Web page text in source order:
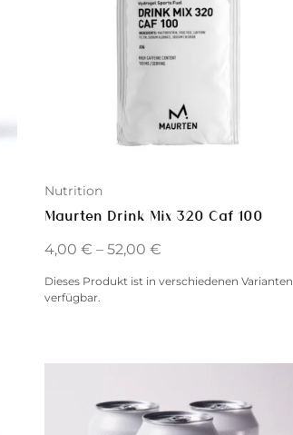
Nutrition
Maurten Drink Mix 320 Caf 100
4,00 € – 52,00 €
Dieses Produkt ist in verschiedenen Varianten
verfügbar.